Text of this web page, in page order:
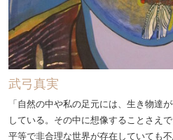
武弓真実
「自然の中や私の足元には、生き物達
している。その中に想像することさえ
平等で非合理な世界が存在していても